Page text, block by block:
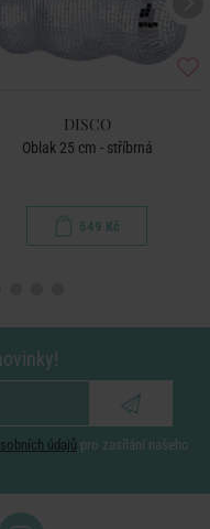
DISCO
Oblak 25 cm - stříbrná
549 Kč
údajů pro zasílání našeho